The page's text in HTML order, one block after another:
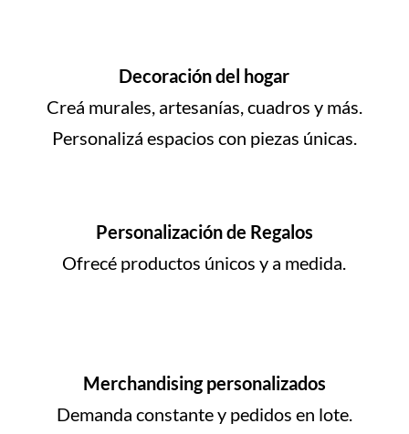
Decoración del hogar
Creá murales, artesanías, cuadros y más.
Personalizá espacios con piezas únicas.
Personalización de Regalos
Ofrecé productos únicos y a medida.
Merchandising personalizados
Demanda constante y pedidos en lote.